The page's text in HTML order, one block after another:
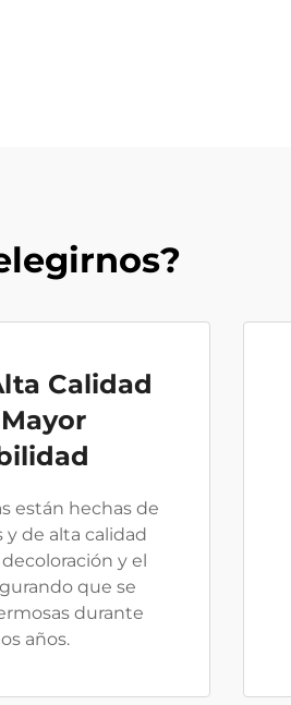
Calidad
están hechas de
y de alta calidad
y el
que se
durante
años.